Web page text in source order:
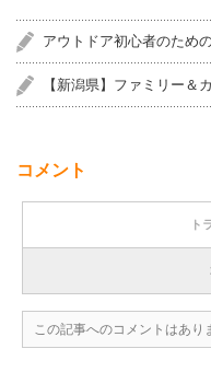
アウトドア初心者のため
【新潟県】ファミリー
コメント
ト
この記事へのコメントはあり